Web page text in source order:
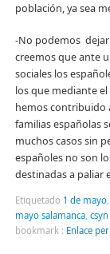
población, ya sea
-No podemos
creemos que ante
sociales los
los que mediante
hemos contribuido
familias españolas
muchos casos sin
españoles no son
destinadas a paliar
Etiquetado 1 de mayo,
mayo salamanca,
bookmark : Enlace